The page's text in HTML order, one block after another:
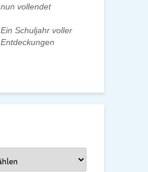
nun vollendet
Ein Schuljahr voller
Entdeckungen